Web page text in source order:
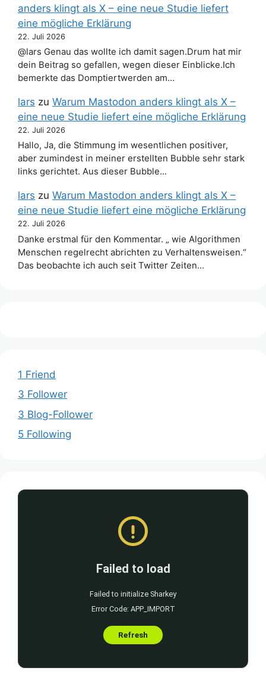
anders klingt als X – eine neue Studie liefert
eine mögliche Erklärung
22. Juli 2026
@lars Genau das wollte ich damit sagen.Drum hat mir
dein Beitrag so gefallen, wegen dieser Einblicke.Ich
bemerkte das Domptiertwerden am…
lars zu Warum Mastodon anders klingt als X –
eine neue Studie liefert eine mögliche Erklärung
22. Juli 2026
Hallo, Ja, die Stimmung im wesentlichen positiver,
aber zumindest in meiner erstellten Bubble sehr stark
links gerichtet. Aus dieser Bubble…
lars zu Warum Mastodon anders klingt als X –
eine neue Studie liefert eine mögliche Erklärung
22. Juli 2026
Danke erstmal für den Kommentar. „ wie Algorithmen
Menschen regelrecht abrichten zu Verhaltensweisen.“
Das beobachte ich auch seit Twitter Zeiten…
1 Friend
3 Follower
3 Blog-Follower
5 Following